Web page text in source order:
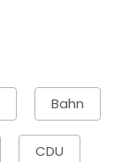
Bahn
CDU